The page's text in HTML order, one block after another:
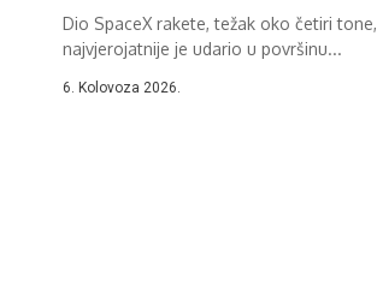
Dio SpaceX rakete, težak oko četiri tone,
najvjerojatnije je udario u površinu...
6. Kolovoza 2026.